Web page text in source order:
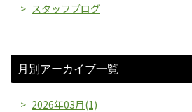
スタッフブログ
月別アーカイブ一覧
2026年03月(1)